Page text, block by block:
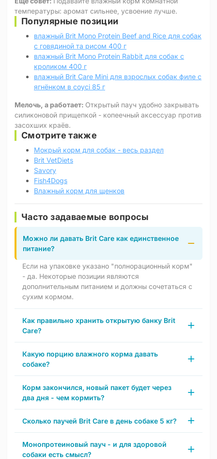
температуры: аромат сильнее, усвоение лучше.
Популярные позиции
влажный Brit Mono Protein Beef and Rice для собак
с говядиной та рисом 400 г
влажный Brit Mono Protein Rabbit для собак с
кроликом 400 г
влажный Brit Care Mini для взрослых собак филе с
ягнёнком в соусі 85 г
Мелочь, а работает: Открытый пауч удобно закрывать
силиконовой прищепкой - копеечный аксессуар против
засохших краёв.
Смотрите также
Мокрый корм для собак - весь раздел
Brit VetDiets
Savory
Fish4Dogs
Влажный корм для щенков
Часто задаваемые вопросы
Можно ли давать Brit Care как единственное
питание?
Если на упаковке указано "полнорационный корм"
- да. Некоторые позиции являются
дополнительным питанием и должны сочетаться с
сухим кормом.
Как правильно хранить открытую банку Brit
Care?
Какую порцию влажного корма давать
собаке?
Корм закончился, новый пакет будет через
два дня - чем кормить?
Сколько паучей Brit Care в день собаке 5 кг?
Монопротеиновый пауч - и для здоровой
собаки есть смысл?